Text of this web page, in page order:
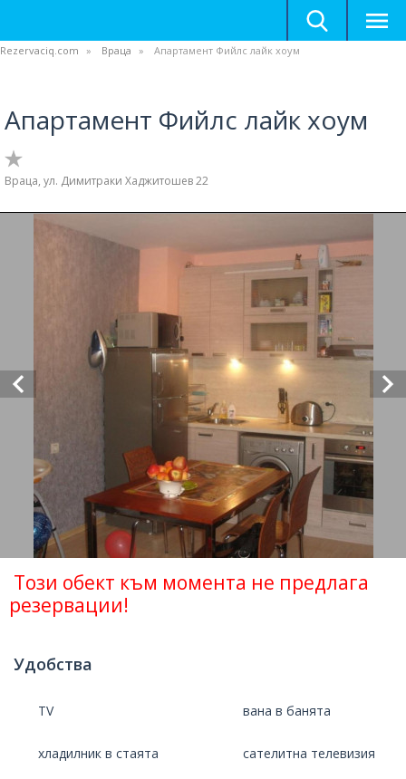
Rezervaciq.com Враца Апартамент Фийлс лайк хоум
Апартамент Фийлс лайк хоум
Враца, ул. Димитраки Хаджитошев 22
Този обект към момента не предлага
резервации!
Удобства
TV вана в банята
хладилник в стаята сателитна телевизия